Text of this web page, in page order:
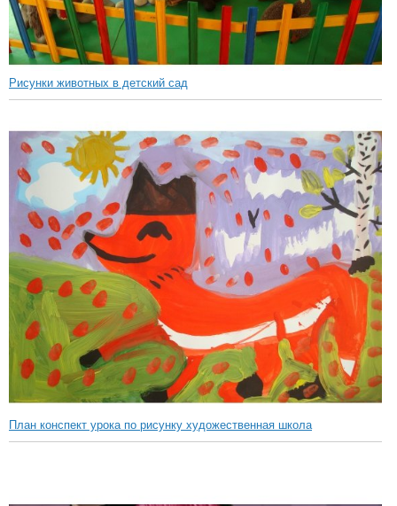
Рисунки животных в детский сад
План конспект урока по рисунку художественная школа